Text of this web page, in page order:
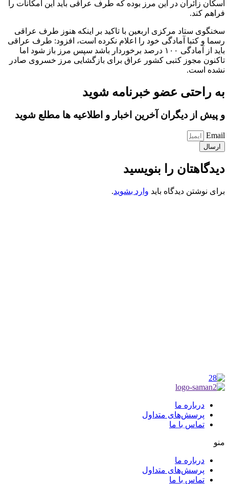
اسکان زائران در این مرز بوده که طرف عراقی باید این امکانات را
فراهم کند.
سخنگوی ستاد مرکزی اربعین با تاکید بر اینکه هنوز طرف عراقی
رسما و کتبا آمادگی خود را اعلام نکرده است، افزود: طرف عراقی
باید از آمادگی ۱۰۰ درصد برخوردار باشد سپس مرز باز شود اما
تاکنون مجوز کتبی کشور عراق برای بازگشایی مرز خسروی صادر
نشده است.
به راحتی عضو خبرنامه شوید
و پیش از دیگران آخرین اخبار و اطلاعیه ها مطلع شوید
Email
ارسال
دیدگاهتان را بنویسید
برای نوشتن دیدگاه باید وارد بشوید.
درباره ما
پرسش‌های متداول
تماس با ما
منو
درباره ما
پرسش‌های متداول
تماس با ما